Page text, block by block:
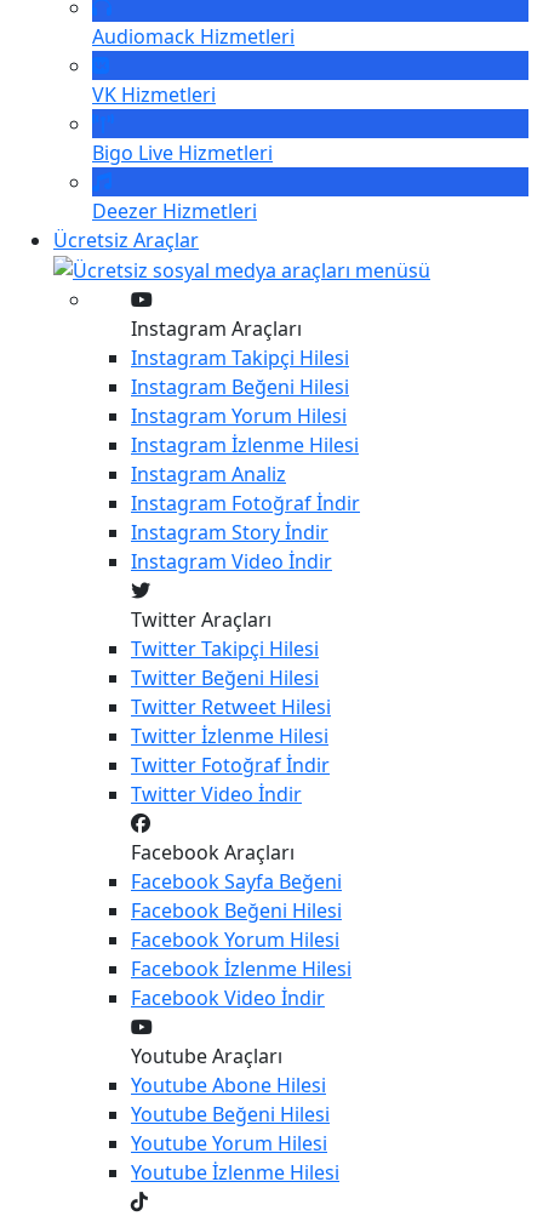
Audiomack Hizmetleri
VK Hizmetleri
Bigo Live Hizmetleri
Deezer Hizmetleri
Ücretsiz Araçlar
Instagram Araçları
Instagram Takipçi Hilesi
Instagram Beğeni Hilesi
Instagram Yorum Hilesi
Instagram İzlenme Hilesi
Instagram Analiz
Instagram Fotoğraf İndir
Instagram Story İndir
Instagram Video İndir
Twitter Araçları
TwitterTakipçi Hilesi
Twitter Beğeni Hilesi
Twitter Retweet Hilesi
Twitterİzlenme Hilesi
Twitter Fotoğraf İndir
TwitterVideo İndir
Facebook Araçları
FacebookSayfa Beğeni
Facebook Beğeni Hilesi
FacebookYorum Hilesi
Facebookİzlenme Hilesi
FacebookVideo İndir
Youtube Araçları
YoutubeAbone Hilesi
Youtube Beğeni Hilesi
YoutubeYorum Hilesi
Youtubeİzlenme Hilesi